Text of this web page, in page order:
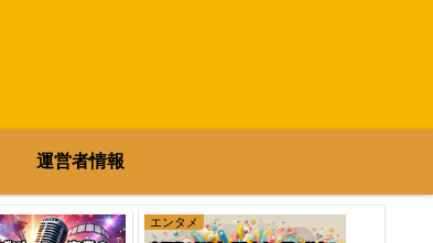
運営者情報
エンタメ